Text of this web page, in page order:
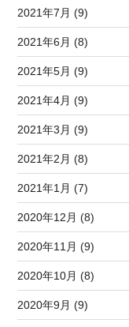
2021年7月 (9)
2021年6月 (8)
2021年5月 (9)
2021年4月 (9)
2021年3月 (9)
2021年2月 (8)
2021年1月 (7)
2020年12月 (8)
2020年11月 (9)
2020年10月 (8)
2020年9月 (9)